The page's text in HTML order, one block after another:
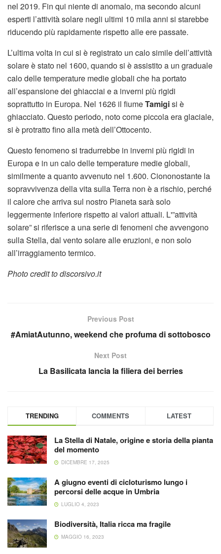
nel 2019. Fin qui niente di anomalo, ma secondo alcuni
esperti l’attività solare negli ultimi 10 mila anni si starebbe
riducendo più rapidamente rispetto alle ere passate.
L’ultima volta in cui si è registrato un calo simile dell’attività
solare è stato nel 1600, quando si è assistito a un graduale
calo delle temperature medie globali che ha portato
all’espansione dei ghiacciai e a inverni più rigidi
soprattutto in Europa. Nel 1626 il fiumeTamigisi è
ghiacciato. Questo periodo, noto come piccola era glaciale,
si è protratto fino alla metà dell’Ottocento.
Questo fenomeno si tradurrebbe in inverni più rigidi in
Europa e in un calo delle temperature medie globali,
similmente a quanto avvenuto nel 1.600. Ciononostante la
sopravvivenza della vita sulla Terra non è a rischio, perché
il calore che arriva sul nostro Pianeta sarà solo
leggermente inferiore rispetto ai valori attuali. L'”attività
solare” si riferisce a una serie di fenomeni che avvengono
sulla Stella, dal vento solare alle eruzioni, e non solo
all’irraggiamento termico.
Photo credit to discorsivo.it
Previous Post
#AmiatAutunno, weekend che profuma di sottobosco
Next Post
La Basilicata lancia la filiera dei berries
TRENDING COMMENTS LATEST
La Stella di Natale, origine e storia della pianta
del momento
DICEMBRE 17, 2025
A giugno eventi di cicloturismo lungo i
percorsi delle acque in Umbria
LUGLIO 4, 2023
Biodiversità, Italia ricca ma fragile
MAGGIO 16, 2023